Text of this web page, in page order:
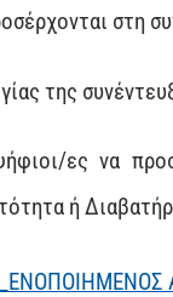
στη
της
ες να
ή